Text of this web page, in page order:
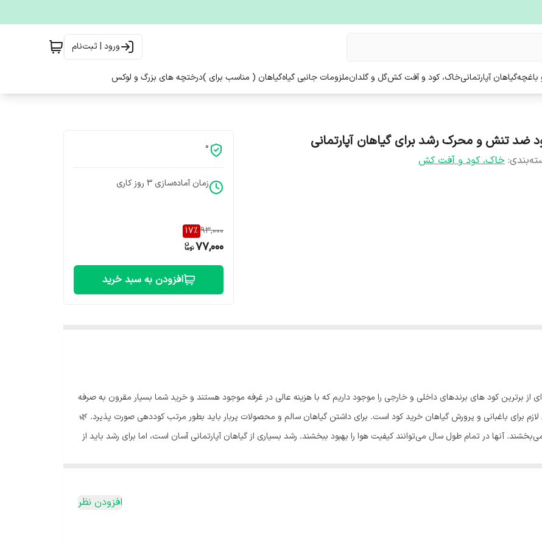
ورود | ثبت‌نام
باغچهگیاهان آپارتمانیخاک، کود و آفت کشگل و گلدانملزومات جانبی گیاهگیاهان ( مناسب برای )درختچه های بزرگ و لوکس
ضد تنش و محرک رشد برای گیاهان آپارتمانی
: خاک، کود و آفت کش
0
زمان آماده‌سازی 3 روز کاری
93,000
17%
77,000
افزودن به سبد خرید
از برترین کود های برندهای داخلی و خارجی را موجود داریم که با هزینه عالی در غرفه موجود هستند و خرید شما بسیار مقرون به صرفه
لازم برای باغبانی و پرورش گیاهان خرید کود است. برای داشتن گیاهان سالم و محصولات پربار باید بطور مرتب کوددهی صورت پذیرد. 🌿
آنها در تمام طول سال می‌توانند کیفیت هوا را بهبود ببخشند. رشد بسیاری از گیاهان آپارتمانی آسان است، اما برای رشد باید از
می‌شود.☹️ هنگامی که یک گیاه در خانه رشد می‌کند، نور کمتری دریافت می‌کند و این‌گونه رشد گیاه به‌شدت کند می‌شود، به همین منظور
کود نیاز دارد.✅️
افزودن نظر